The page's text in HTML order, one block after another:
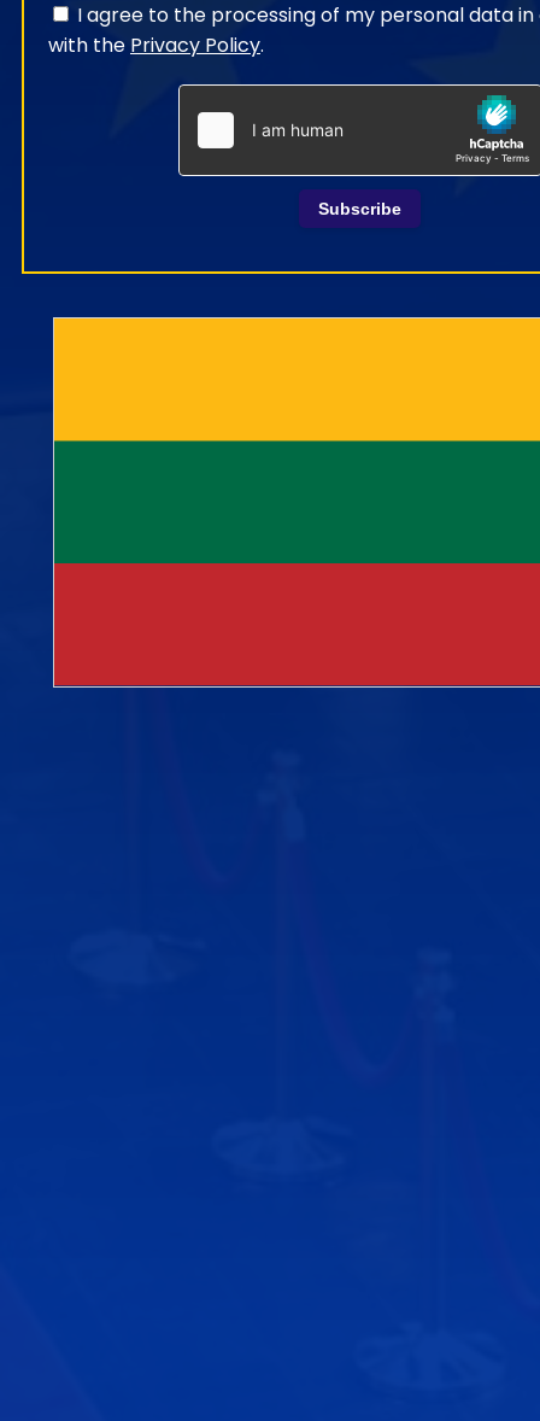
I agree to the processing of my personal data
with the Privacy Policy.
Subscribe